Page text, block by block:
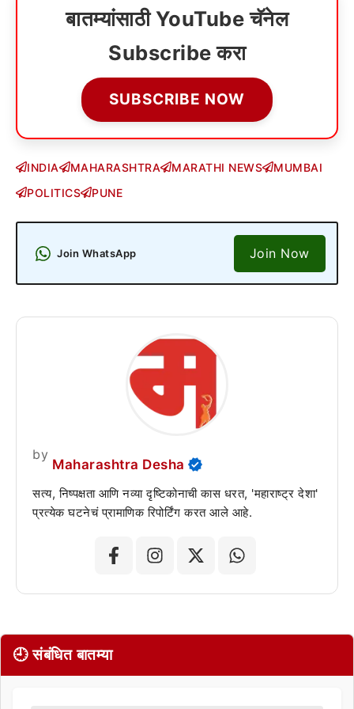
बातम्यांसाठी YouTube चॅनेल
Subscribe करा
SUBSCRIBE NOW
INDIA MAHARASHTRA MARATHI NEWS
MUMBAI
POLITICS
PUNE
Join WhatsApp Join Now
by
Maharashtra Desha
सत्य, निष्पक्षता आणि नव्या दृष्टिकोनाची कास धरत, 'महाराष्ट्र देशा'
प्रत्येक घटनेचं प्रामाणिक रिपोर्टिंग करत आले आहे.
🕘 संबंधित बातम्या